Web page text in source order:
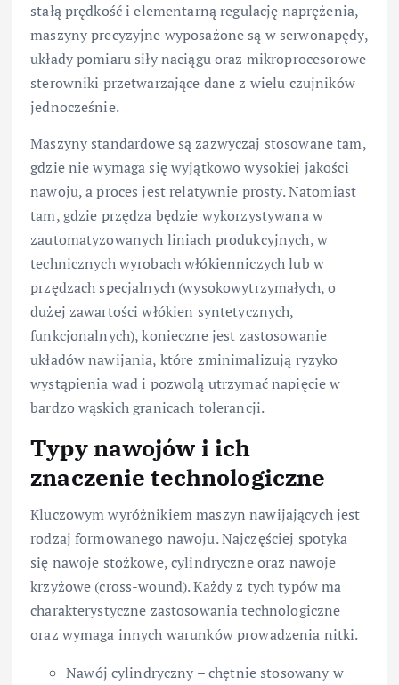
stałą prędkość i elementarną regulację naprężenia,
maszyny precyzyjne wyposażone są w serwonapędy,
układy pomiaru siły naciągu oraz mikroprocesorowe
sterowniki przetwarzające dane z wielu czujników
jednocześnie.
Maszyny standardowe są zazwyczaj stosowane tam,
gdzie nie wymaga się wyjątkowo wysokiej jakości
nawoju, a proces jest relatywnie prosty. Natomiast
tam, gdzie przędza będzie wykorzystywana w
zautomatyzowanych liniach produkcyjnych, w
technicznych wyrobach włókienniczych lub w
przędzach specjalnych (wysokowytrzymałych, o
dużej zawartości włókien syntetycznych,
funkcjonalnych), konieczne jest zastosowanie
układów nawijania, które zminimalizują ryzyko
wystąpienia wad i pozwolą utrzymać napięcie w
bardzo wąskich granicach tolerancji.
Typy nawojów i ich
znaczenie technologiczne
Kluczowym wyróżnikiem maszyn nawijających jest
rodzaj formowanego nawoju. Najczęściej spotyka
się nawoje stożkowe, cylindryczne oraz nawoje
krzyżowe (cross-wound). Każdy z tych typów ma
charakterystyczne zastosowania technologiczne
oraz wymaga innych warunków prowadzenia nitki.
Nawój cylindryczny – chętnie stosowany w